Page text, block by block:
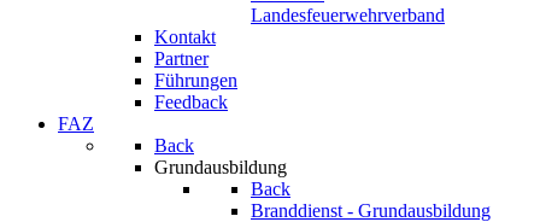
Landesfeuerwehrverband
Kontakt
Partner
Führungen
Feedback
FAZ
Back
Grundausbildung
Back
Branddienst - Grundausbildung